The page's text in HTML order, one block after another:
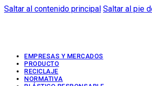
Saltar al contenido principal Saltar al pie
EMPRESAS Y MERCADOS
PRODUCTO
RECICLAJE
NORMATIVA